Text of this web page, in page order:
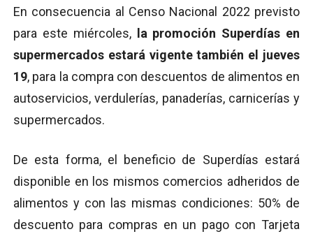
En consecuencia al Censo Nacional 2022 previsto
para este miércoles,
la promoción Superdías en
supermercados estará vigente también el jueves
19, para la compra con descuentos de alimentos en
autoservicios, verdulerías, panaderías, carnicerías y
supermercados.
De esta forma, el beneficio de Superdías estará
disponible en los mismos comercios adheridos de
alimentos y con las mismas condiciones: 50% de
descuento para compras en un pago con Tarjeta